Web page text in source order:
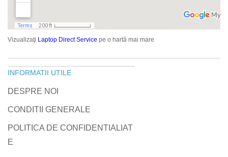
Vizualizaţi Laptop Direct Service pe o hartă mai mare
INFORMATII UTILE
DESPRE NOI
CONDITII GENERALE
POLITICA DE CONFIDENTIALIAT
E